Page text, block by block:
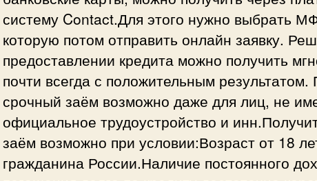
систему Contact.Для этого нужно выбрать
которую потом отправить онлайн заявку.
предоставлении кредита можно получить
почти всегда с положительным результатом.
срочный заём возможно даже для лиц, не
официальное трудоустройство и
заём возможно при условии:Возраст от 18
гражданина России.Наличие постоянного